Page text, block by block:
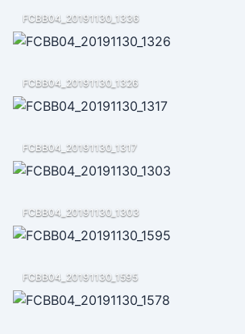
FCBB04_20191130_1336
FCBB04_20191130_1326
FCBB04_20191130_1317
FCBB04_20191130_1303
FCBB04_20191130_1595